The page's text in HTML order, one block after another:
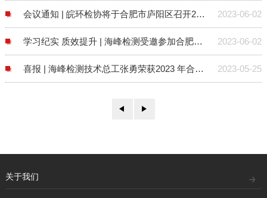
2023-06-02
会议通知 | 皖环检协将于合肥市庐阳区召开2023年安徽省样品前处理技术创新大会
2023-06-02
学习纪实 质效提升 | 海峰检测受邀参加合肥市总工会专项培训
2023-05-25
喜报 | 海峰检测技术总工张勇荣获2023 年合肥市 “最美科技工作者”
关于我们